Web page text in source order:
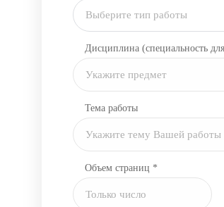
Выберите тип работы
Дисциплина (специальность
Тема работы
Объем страниц *